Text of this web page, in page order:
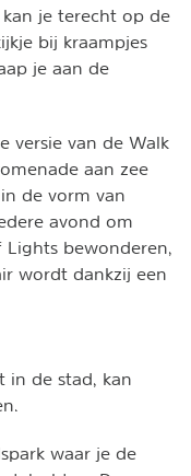
je terecht op de
bij kraampjes
je aan de
versie van de Walk
aan zee
de vorm van
avond om
bewonderen,
wordt dankzij een
in de stad, kan
waar je de